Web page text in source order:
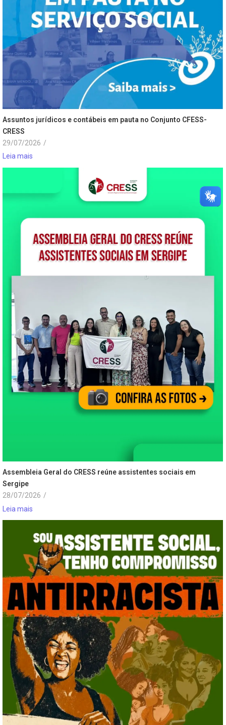
Assuntos jurídicos e contábeis em pauta no Conjunto CFESS-
CRESS
29/07/2026 /
Leia mais
Assembleia Geral do CRESS reúne assistentes sociais em
Sergipe
28/07/2026 /
Leia mais